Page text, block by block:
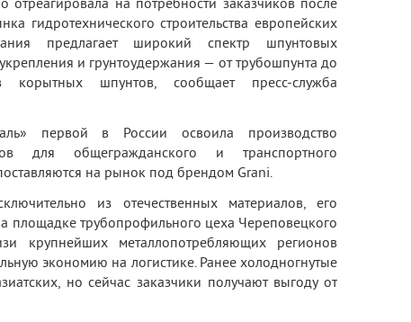
гидротехнического строительства европейских
предлагает широкий спектр шпунтовых
и грунтоудержания — от трубошпунта до
корытных шпунтов, сообщает пресс-служба
первой в России освоила производство
для общегражданского и транспортного
на рынок под брендом Grani.
из отечественных материалов, его
площадке трубопрофильного цеха Череповецкого
крупнейших металлопотребляющих регионов
экономию на логистике. Ранее холодногнутые
но сейчас заказчики получают выгоду от